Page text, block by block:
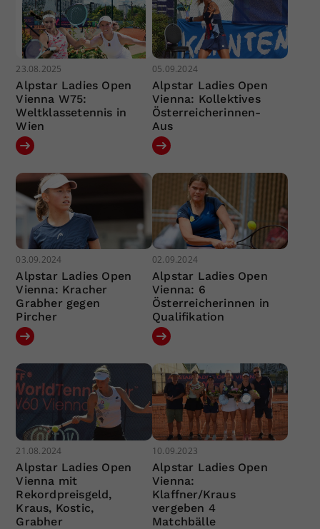
23.08.2025
Alpstar Ladies Open
Vienna W75:
Weltklassetennis in
Wien
05.09.2024
Alpstar Ladies Open
Vienna: Kollektives
Österreicherinnen-
Aus
03.09.2024
Alpstar Ladies Open
Vienna: Kracher
Grabher gegen
Pircher
02.09.2024
Alpstar Ladies Open
Vienna: 6
Österreicherinnen in
Qualifikation
21.08.2024
Alpstar Ladies Open
Vienna mit
Rekordpreisgeld,
Kraus, Kostic,
Grabher
10.09.2023
Alpstar Ladies Open
Vienna:
Klaffner/Kraus
vergeben 4
Matchbälle